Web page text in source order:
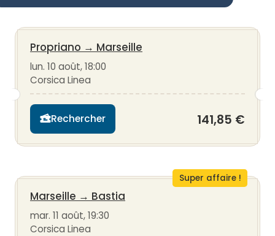
Propriano → Marseille
lun. 10 août, 18:00
Corsica Linea
Rechercher 141,85 €
Super affaire !
Marseille → Bastia
mar. 11 août, 19:30
Corsica Linea